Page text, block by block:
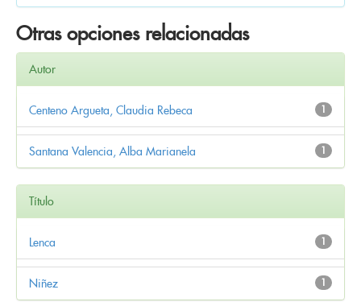
Otras opciones relacionadas
Autor
1
Centeno Argueta, Claudia Rebeca
1
Santana Valencia, Alba Marianela
Título
1
Lenca
1
Niñez